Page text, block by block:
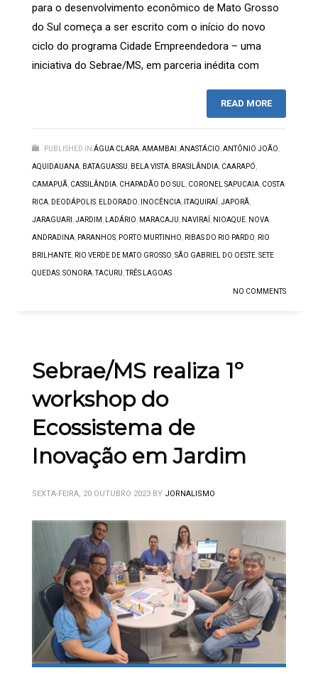
para o desenvolvimento econômico de Mato Grosso
do Sul começa a ser escrito com o início do novo
ciclo do programa Cidade Empreendedora – uma
iniciativa do Sebrae/MS, em parceria inédita com
READ MORE
PUBLISHED IN ÁGUA CLARA AMAMBAI ANASTÁCIO ANTÔNIO JOÃO
AQUIDAUANA BATAGUASSU BELA VISTA BRASILÂNDIA CAARAPÓ
CAMAPUÃ CASSILÂNDIA CHAPADÃO DO SUL CORONEL SAPUCAIA COSTA
RICA DEODÁPOLIS ELDORADO INOCÊNCIA ITAQUIRAÍ JAPORÃ
JARAGUARI JARDIM LADÁRIO MARACAJU NAVIRAÍ NIOAQUE NOVA
ANDRADINA PARANHOS PORTO MURTINHO RIBAS DO RIO PARDO RIO
BRILHANTE RIO VERDE DE MATO GROSSO SÃO GABRIEL DO OESTE SETE
QUEDAS SONORA ,TACURU ,TRÊS LAGOAS
NO COMMENTS
Sebrae/MS realiza 1º
workshop do
Ecossistema de
Inovação em Jardim
SEXTA-FEIRA, 20 OUTUBRO 2023 BY JORNALISMO